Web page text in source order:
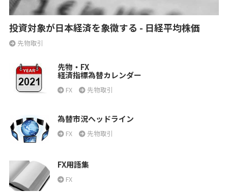
投資対象が日本経済を象徴する - 日経平均株価
先物取引
先物・FX
経済指標為替カレンダー
FX 先物取引
為替市況ヘッドライン
FX 先物取引
FX用語集
FX